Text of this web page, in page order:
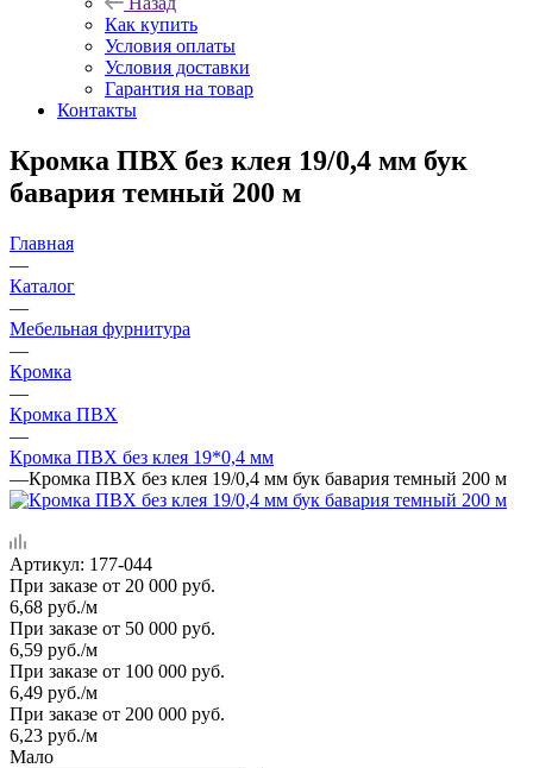
Как купить
Условия оплаты
Условия доставки
Гарантия на товар
Контакты
Кромка ПВХ без клея 19/0,4 мм бук
бавария темный 200 м
Главная
—
Каталог
—
Мебельная фурнитура
—
Кромка
—
Кромка ПВХ
—
Кромка ПВХ без клея 19*0,4 мм
—Кромка ПВХ без клея 19/0,4 мм бук бавария темный 200 м
Артикул: 177-044
При заказе от 20 000 руб.
6,68 руб./м
При заказе от 50 000 руб.
6,59 руб./м
При заказе от 100 000 руб.
6,49 руб./м
При заказе от 200 000 руб.
6,23 руб./м
Мало